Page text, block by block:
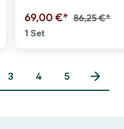
69,00 €* 86,25 €*
1 Set
Seite
3 Seite
4 Seite
5